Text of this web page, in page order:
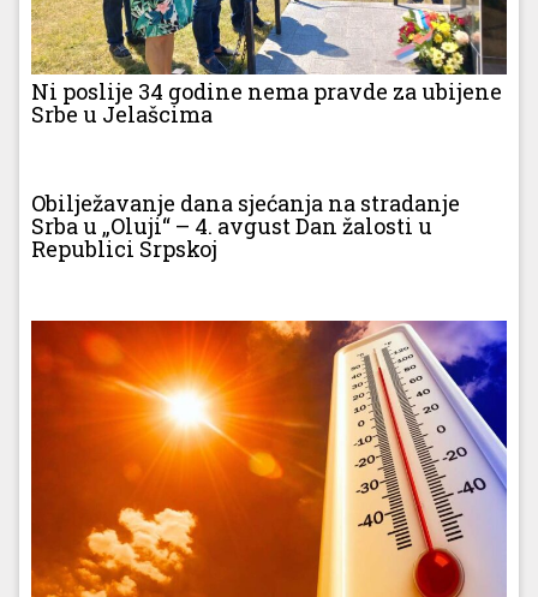
Ni poslije 34 godine nema pravde za ubijene
Srbe u Jelašcima
Obilježavanje dana sjećanja na stradanje
Srba u „Oluji“ – 4. avgust Dan žalosti u
Republici Srpskoj